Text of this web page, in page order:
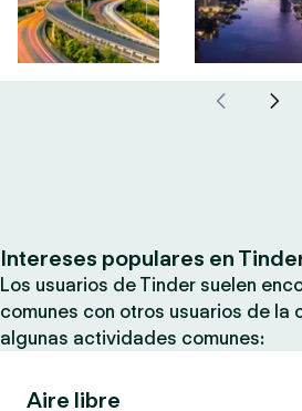
Intereses populares en
Los usuarios de Tinder suelen
comunes con otros usuarios de la
algunas actividades comunes:
Aire libre